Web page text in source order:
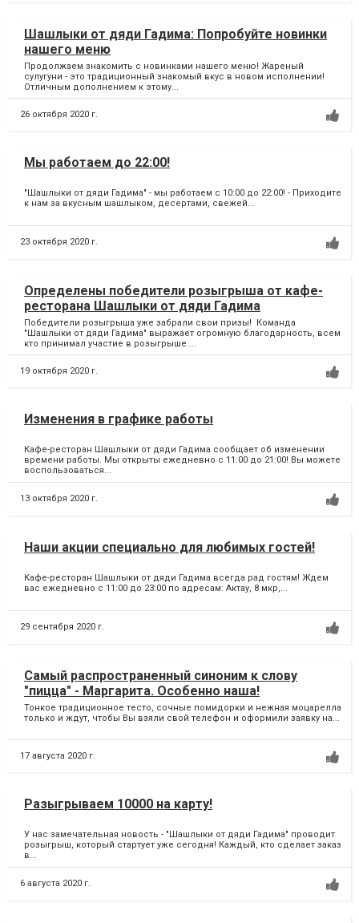
Шашлыки от дяди Гадима: Попробуйте новинки
нашего меню
Продолжаем знакомить с новинками нашего меню! Жареный
сулугуни - это традиционный знакомый вкус в новом исполнении!
Отличным дополнением к этому...
26 октября 2020 г.
Мы работаем до 22:00!
"Шашлыки от дяди Гадима" - мы работаем с 10:00 до 22:00! - Приходите
к нам за вкусным шашлыком, десертами, свежей...
23 октября 2020 г.
Определены победители розыгрыша от кафе-
ресторана Шашлыки от дяди Гадима
Победители розыгрыша уже забрали свои призы! Команда
"Шашлыки от дяди Гадима" выражает огромную благодарность, всем
кто принимал участие в розыгрыше....
19 октября 2020 г.
Изменения в графике работы
Кафе-ресторан Шашлыки от дяди Гадима сообщает об изменении
времени работы. Мы открыты ежедневно с 11:00 до 21:00! Вы можете
воспользоваться...
13 октября 2020 г.
Наши акции специально для любимых гостей!
Кафе-ресторан Шашлыки от дяди Гадима всегда рад гостям! Ждем
вас ежедневно с 11:00 до 23:00 по адресам: Актау, 8 мкр,...
29 сентября 2020 г.
Самый распространенный синоним к слову
"пицца" - Маргарита. Особенно наша!
Тонкое традиционное тесто, сочные помидорки и нежная моцарелла
только и ждут, чтобы Вы взяли свой телефон и оформили заявку на...
17 августа 2020 г.
Разыгрываем 10000 на карту!
У нас замечательная новость - "Шашлыки от дяди Гадима" проводит
розыгрыш, который стартует уже сегодня! Каждый, кто сделает заказ
в...
6 августа 2020 г.